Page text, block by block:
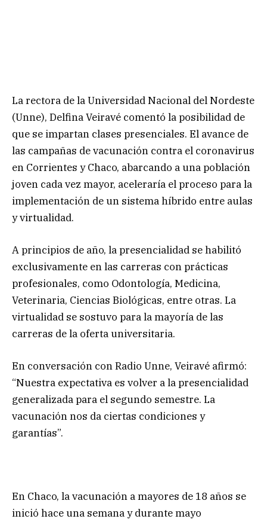
La rectora de la Universidad Nacional del Nordeste
(Unne), Delfina Veiravé comentó la posibilidad de
que se impartan clases presenciales. El avance de
las campañas de vacunación contra el coronavirus
en Corrientes y Chaco, abarcando a una población
joven cada vez mayor, aceleraría el proceso para la
implementación de un sistema híbrido entre aulas
y virtualidad.
A principios de año, la presencialidad se habilitó
exclusivamente en las carreras con prácticas
profesionales, como Odontología, Medicina,
Veterinaria, Ciencias Biológicas, entre otras. La
virtualidad se sostuvo para la mayoría de las
carreras de la oferta universitaria.
En conversación con Radio Unne, Veiravé afirmó:
“Nuestra expectativa es volver a la presencialidad
generalizada para el segundo semestre. La
vacunación nos da ciertas condiciones y
garantías”.
En Chaco, la vacunación a mayores de 18 años se
inició hace una semana y durante mayo